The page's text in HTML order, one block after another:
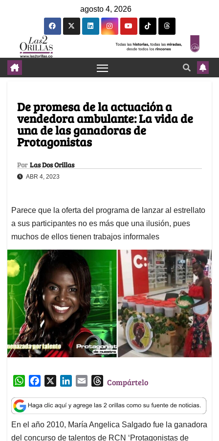
agosto 4, 2026
De promesa de la actuación a
vendedora ambulante: La vida de
una de las ganadoras de
Protagonistas
Por Las Dos Orillas
ABR 4, 2023
Parece que la oferta del programa de lanzar al estrellato
a sus participantes no es más que una ilusión, pues
muchos de ellos tienen trabajos informales
W
a
t
s
c
e
b
n
k
e
a
i
l
T
r
e
a
Compártelo
En el año 2010, María Angelica Salgado fue la ganadora
del concurso de talentos de RCN ‘Protagonistas de